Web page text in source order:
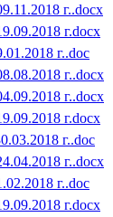
г..docx
г.docx
г..doc
г..docx
г..docx
г.docx
г..doc
г..docx
г..doc
г.docx